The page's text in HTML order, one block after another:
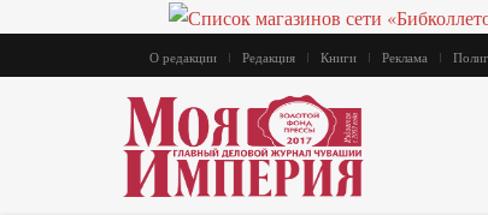
О редакции Редакция Книги Реклама